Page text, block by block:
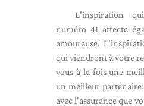
L'inspiration
numéro 41 affecte
amoureuse.
qui viendront à votre
vous à la fois une
un meilleur
avec l'assurance que